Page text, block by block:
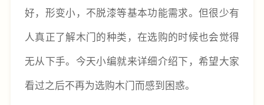
好，形变小，不脱漆等基本功能需求。但很少有
人真正了解木门的种类，在选购的时候也会觉得
无从下手。今天小编就来详细介绍下，希望大家
看过之后不再为选购木门而感到困惑。